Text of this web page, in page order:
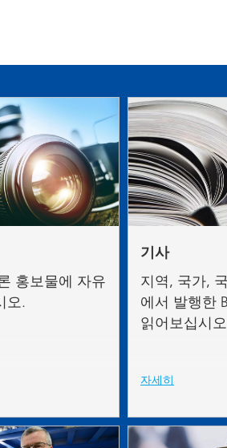
홍보물에 자유
오.
기사
지역, 국가,
에서 발행한
읽어보십시
자세히